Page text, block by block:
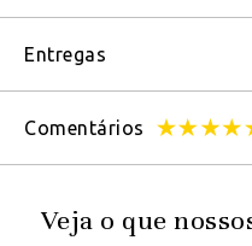
Entregas
Comentários
Veja o que